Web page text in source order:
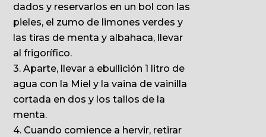
dados y reservarlos en un bol con las
pieles, el zumo de limones verdes y
las tiras de menta y albahaca, llevar
al frigorífico.
3. Aparte, llevar a ebullición 1 litro de
agua con la Miel y la vaina de vainilla
cortada en dos y los tallos de la
menta.
4. Cuando comience a hervir, retirar